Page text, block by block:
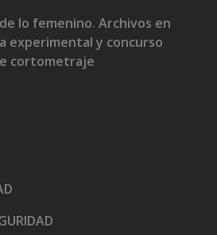
lo femenino. Archivos en
experimental y concurso
cortometraje